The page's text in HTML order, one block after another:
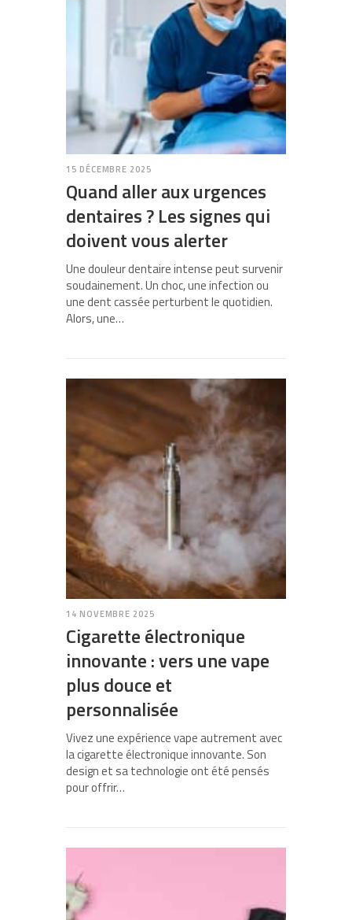
15 DÉCEMBRE 2025
Quand aller aux urgences
dentaires ? Les signes qui
doivent vous alerter
Une douleur dentaire intense peut survenir
soudainement. Un choc, une infection ou
une dent cassée perturbent le quotidien.
Alors, une…
14 NOVEMBRE 2025
Cigarette électronique
innovante : vers une vape
plus douce et
personnalisée
Vivez une expérience vape autrement avec
la cigarette électronique innovante. Son
design et sa technologie ont été pensés
pour offrir…